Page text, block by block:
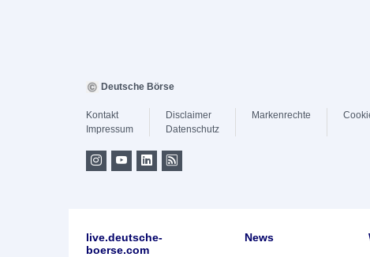
Deutsche Börse
Kontakt
Impressum
Disclaimer
Datenschutz
Markenrechte
live.deutsche-
boerse.com
News